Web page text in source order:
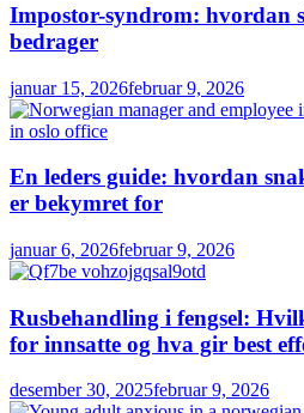
Impostor-syndrom: hvordan
bedrager
januar 15, 2026februar 9, 2026
En leders guide: hvordan
er bekymret for
januar 6, 2026februar 9, 2026
Rusbehandling i fengsel:
for innsatte og hva gir best
desember 30, 2025februar 9, 2026